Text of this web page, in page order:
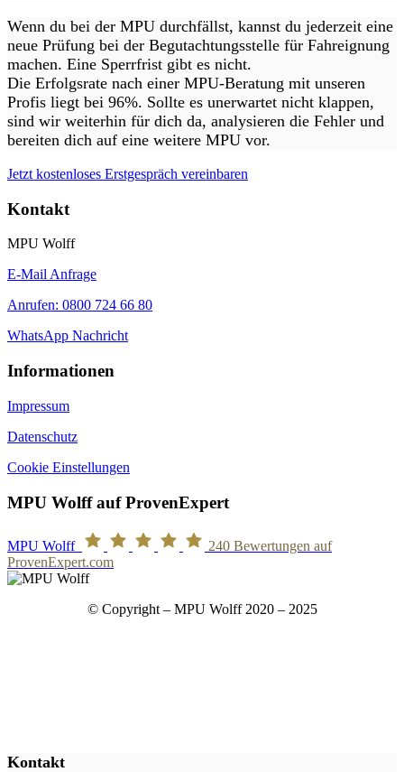
Wenn du bei der MPU durchfällst, kannst du jederzeit eine
neue Prüfung bei der Begutachtungsstelle für Fahreignung
machen. Eine Sperrfrist gibt es nicht.
Die Erfolgsrate nach einer MPU-Beratung mit unseren
Profis liegt bei 96%. Sollte es unerwartet nicht klappen,
sind wir weiterhin für dich da, analysieren die Fehler und
bereiten dich auf eine weitere MPU vor.
Jetzt kostenloses Erstgespräch vereinbaren
Kontakt
MPU Wolff
E-Mail Anfrage
Anrufen: 0800 724 66 80
WhatsApp Nachricht
Informationen
Impressum
Datenschutz
Cookie Einstellungen
MPU Wolff auf ProvenExpert
MPU Wolff 240 Bewertungen auf
ProvenExpert.com
© Copyright – MPU Wolff 2020 – 2025
Kontakt